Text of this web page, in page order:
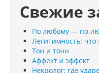
Свежие
По любому — по-
Легитимность: что
Тон и тонн
Аффект и эффект
Некролог: где